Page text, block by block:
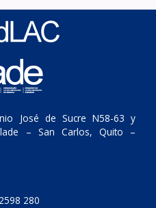
José de Sucre N58-63 y
– San Carlos, Quito –
280